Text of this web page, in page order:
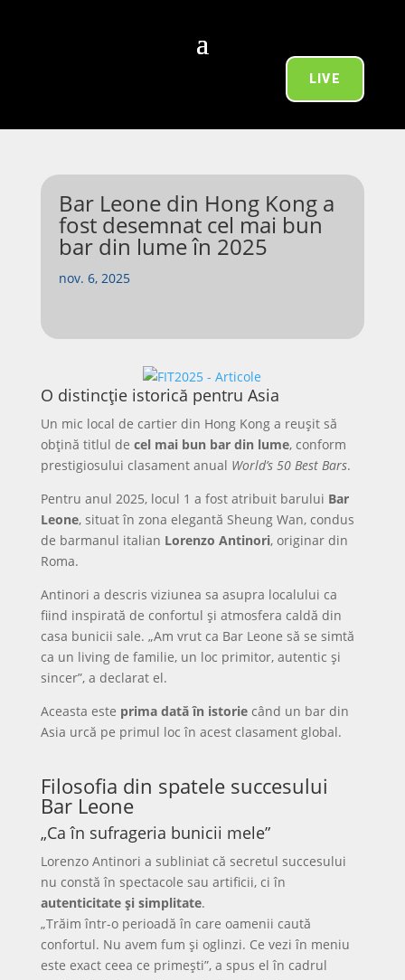
LIVE
Bar Leone din Hong Kong a
fost desemnat cel mai bun
bar din lume în 2025
nov. 6, 2025
O distincție istorică pentru Asia
Un mic local de cartier din Hong Kong a reușit să
obțină titlul de cel mai bun bar din lume, conform
prestigiosului clasament anual World’s 50 Best Bars.
Pentru anul 2025, locul 1 a fost atribuit barului Bar
Leone, situat în zona elegantă Sheung Wan, condus
de barmanul italian Lorenzo Antinori, originar din
Roma.
Antinori a descris viziunea sa asupra localului ca
fiind inspirată de confortul și atmosfera caldă din
casa bunicii sale. „Am vrut ca Bar Leone să se simtă
ca un living de familie, un loc primitor, autentic și
sincer”, a declarat el.
Aceasta este prima dată în istoriecând un bar din
Asia urcă pe primul loc în acest clasament global.
Filosofia din spatele succesului
Bar Leone
„Ca în sufrageria bunicii mele”
Lorenzo Antinori a subliniat că secretul succesului
nu constă în spectacole sau artificii, ci în
autenticitate și simplitate.
„Trăim într-o perioadă în care oamenii caută
confortul. Nu avem fum și oglinzi. Ce vezi în meniu
este exact ceea ce primești”, a spus el în cadrul